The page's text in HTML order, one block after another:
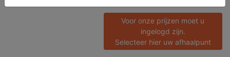
Voor onze prijzen moet u
ingelogd zijn.
Selecteer hier uw afhaalpunt